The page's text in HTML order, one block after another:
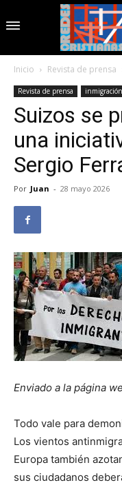
Inicio Revista de prensa
Revista de prensa inmigración
Suizos se
una
Sergio
Por Juan - 28 mayo 2026
Enviado a la página
Todo vale para
Los vientos
Europa también
sus ciudadanos